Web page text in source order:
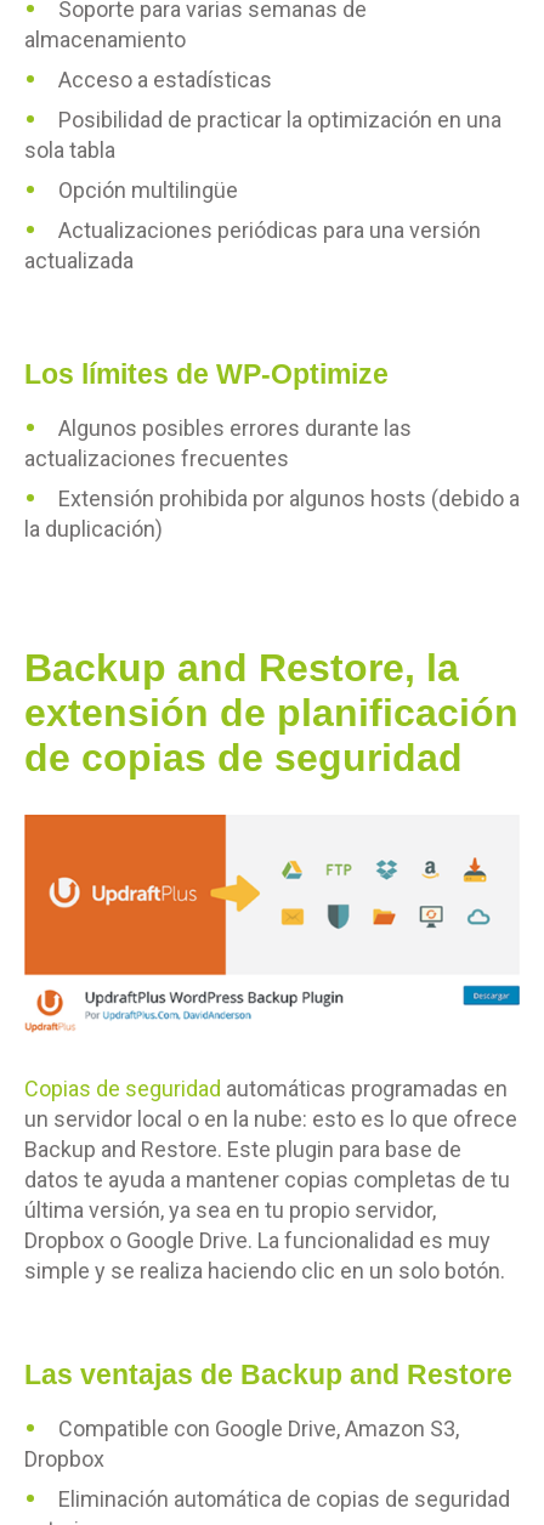
Soporte para varias semanas de
almacenamiento
Acceso a estadísticas
Posibilidad de practicar la optimización en una
sola tabla
Opción multilingüe
Actualizaciones periódicas para una versión
actualizada
Los límites de WP-Optimize
Algunos posibles errores durante las
actualizaciones frecuentes
Extensión prohibida por algunos hosts (debido a
la duplicación)
Backup and Restore, la
extensión de planificación
de copias de seguridad
Copias de seguridad automáticas programadas en
un servidor local o en la nube: esto es lo que ofrece
Backup and Restore. Este plugin para base de
datos te ayuda a mantener copias completas de tu
última versión, ya sea en tu propio servidor,
Dropbox o Google Drive. La funcionalidad es muy
simple y se realiza haciendo clic en un solo botón.
Las ventajas de Backup and Restore
Compatible con Google Drive, Amazon S3,
Dropbox
Eliminación automática de copias de seguridad